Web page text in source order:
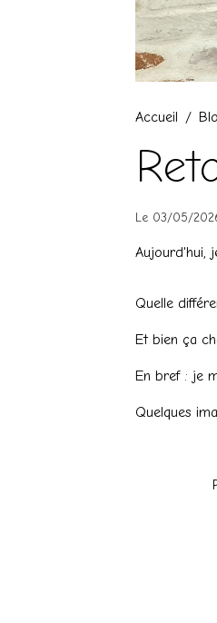
Accueil
Le 03/05/
Aujourd'hui,
Quelle
Et bien ça
En bref : je
Quelques